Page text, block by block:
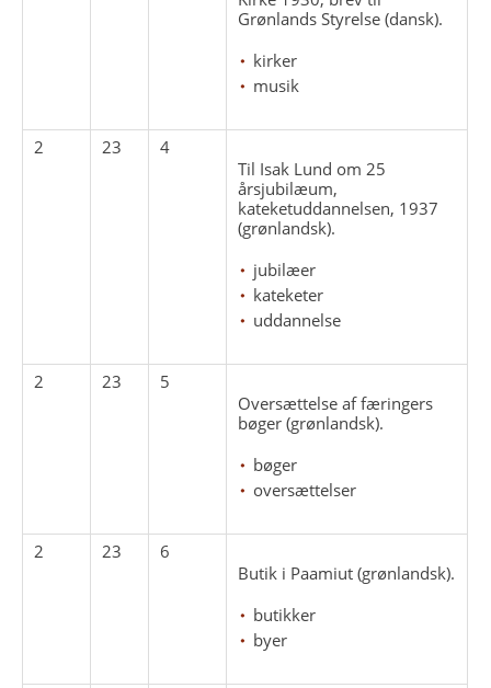
Grønlands Styrelse (dansk).
kirker
musik
2 23
4
Til Isak Lund om 25
årsjubilæum,
kateketuddannelsen, 1937
(grønlandsk).
jubilæer
kateketer
uddannelse
2 23
5
Oversættelse af færingers
bøger (grønlandsk).
bøger
oversættelser
2 23
6
Butik i Paamiut (grønlandsk).
butikker
byer